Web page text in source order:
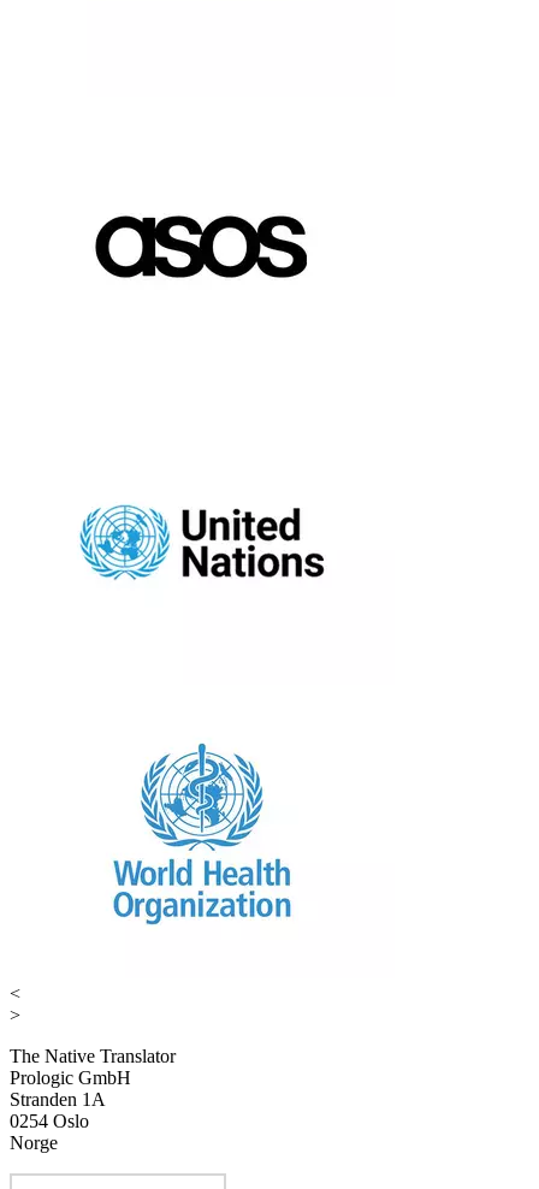
<
>
The Native Translator
Prologic GmbH
Stranden 1A
0254 Oslo
Norge